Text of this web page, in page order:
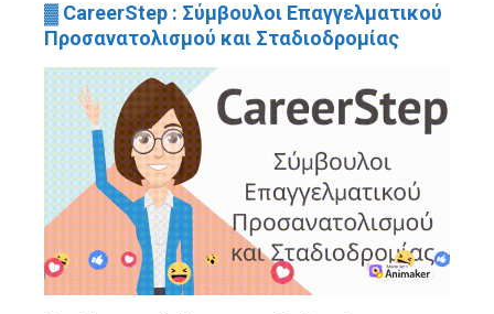
▓ CareerStep : Σύμβουλοι Επαγγελματικού
Προσανατολισμού και Σταδιοδρομίας